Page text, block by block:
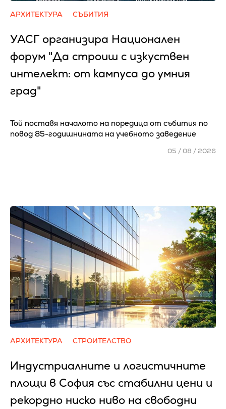
АРХИТЕКТУРА СЪБИТИЯ
УАСГ организира Национален
форум "Да строиш с изкуствен
интелект: от кампуса до умния
град"
Той поставя началото на поредица от събития по
повод 85-годишнината на учебното заведение
05 / 08 / 2026
АРХИТЕКТУРА СТРОИТЕЛСТВО
Индустриалните и логистичните
площи в София със стабилни цени и
рекордно ниско ниво на свободни